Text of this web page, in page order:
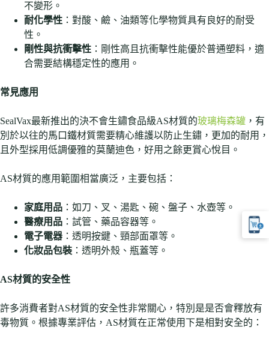
不變形。
耐化學性 ：對酸、鹼、油類等化學物質具有良好的耐受
性。
剛性與抗衝擊性 ：剛性高且抗衝擊性能優於普通塑料，適
合需要結構穩定性的應用。
常見應用
SealVax最新推出的決不會生鏽食品級AS材質的玻璃梅森罐 ，有
別於以往的馬口鐵材質需要精心維護以防止生鏽，更加的耐用，
且外型採用低調優雅的莫蘭迪色，好用之餘更賞心悅目。
AS材質的應用範圍相當廣泛，主要包括：
家庭用品 ：如刀、叉、湯匙、碗、盤子、水壺等。
醫療用品 ：試管、藥品容器等。
電子電器 ：透明按鍵、頸部面罩等。
化妝品包裝 ：透明外殼、瓶蓋等。
AS材質的安全性
許多消費者對AS材質的安全性非常關心，特別是是否會釋放有
毒物質。根據專業評估，AS材質在正常使用下是相對安全的：